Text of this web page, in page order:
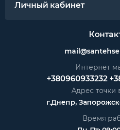
Личный кабинет
Интернет
+380960933232
Адрес точки
г.Днепр,
Время